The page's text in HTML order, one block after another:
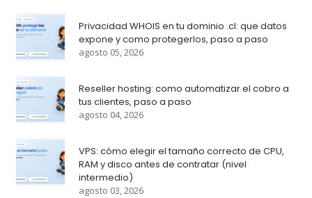
Privacidad WHOIS en tu dominio .cl: que datos
expone y como protegerlos, paso a paso
agosto 05, 2026
Reseller hosting: como automatizar el cobro a
tus clientes, paso a paso
agosto 04, 2026
VPS: cómo elegir el tamaño correcto de CPU,
RAM y disco antes de contratar (nivel
intermedio)
agosto 03, 2026